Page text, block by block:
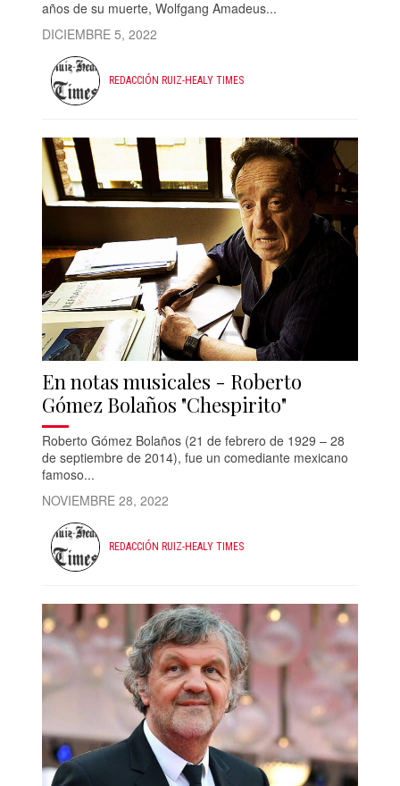
años de su muerte, Wolfgang Amadeus...
DICIEMBRE 5, 2022
REDACCIÓN RUIZ-HEALY TIMES
En notas musicales - Roberto
Gómez Bolaños "Chespirito"
Roberto Gómez Bolaños (21 de febrero de 1929 – 28
de septiembre de 2014), fue un comediante mexicano
famoso...
NOVIEMBRE 28, 2022
REDACCIÓN RUIZ-HEALY TIMES